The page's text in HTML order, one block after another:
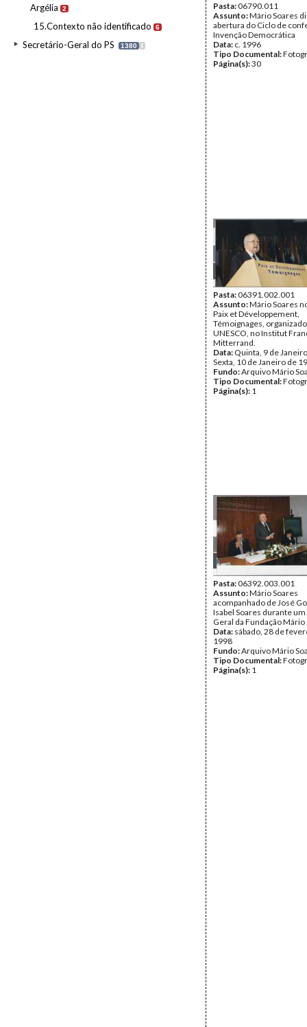
Argélia
2
15.Contexto não identificado 6
Secretário-Geral do PS 1380 I
Pasta:06790.011
Assunto:Mário Soares
abertura do Ciclo de
Invenção Democrática
Data: c. 1996
Tipo Documental:
Página(s):30
Pasta:06391.002.001
Assunto:Mário Soares
Paix et Développement,
Témoignages,
UNESCO, no Institut
Mitterrand.
Data: Quinta, 9 de
Sexta, 10 de Janeiro de
Fundo:Arquivo Mário
Tipo Documental:
Página(s): 1
Pasta:06392.003.001
Assunto:Mário Soares
acompanhado de José
Isabel Soares durante
Geral da Fundação Mário
Data: sábado, 28 de
1998
Fundo:Arquivo Mário
Tipo Documental:
Página(s): 1